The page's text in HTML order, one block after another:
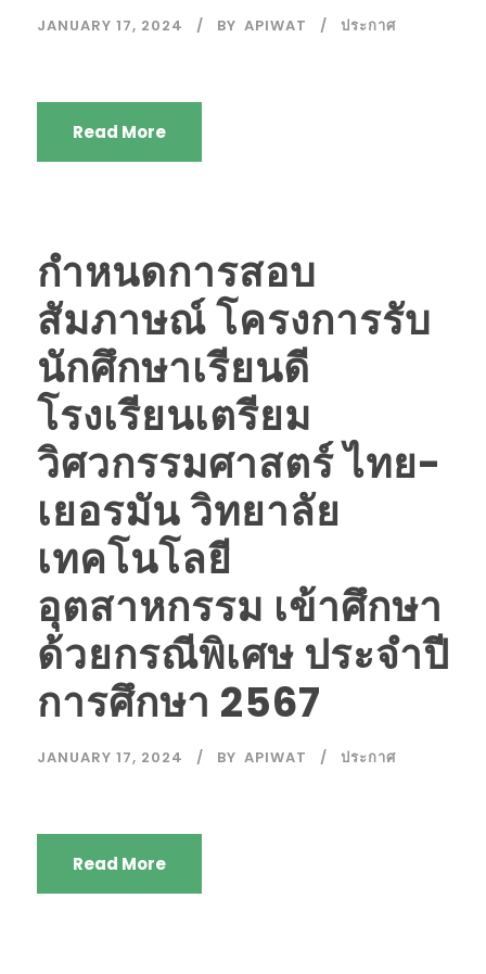
JANUARY 17, 2024 BY APIWAT ประกาศ
Read More
กำหนดการสอบ
สัมภาษณ์ โครงการรับ
นักศึกษาเรียนดี
โรงเรียนเตรียม
วิศวกรรมศาสตร์ ไทย-
เยอรมัน วิทยาลัย
เทคโนโลยี
อุตสาหกรรม เข้าศึกษา
ด้วยกรณีพิเศษ ประจำปี
การศึกษา 2567
JANUARY 17, 2024 BY APIWAT ประกาศ
Read More